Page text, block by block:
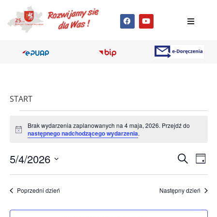
START
Powiadomienie
Brak wydarzenia zaplanowanych na 4 maja, 2026. Przejdź do
następnego nadchodzącego wydarzenia.
po
SzukajDzień
5/4/2026
datę.
Poprzedni dzień Następny dzień